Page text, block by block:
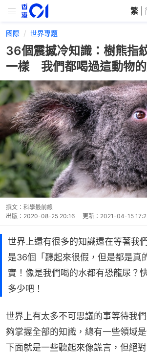
繁
國際 世界專題
36個震撼冷知識：樹熊指
一樣 我們都喝過這動物
撰文： 科學最前線
出版： 2020-08-25 20:16 更新： 2021-04-15
世界上還有很多的知識還在等著我
是36個「聽起來很假，但是都是真
實！像是我們喝的水都有恐龍尿？
多少吧！
世界上有太多不可思議的事等待我
夠掌握全部的知識，總有一些領域
下面就是一些聽起來像謊言，但絕